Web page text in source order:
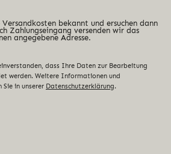
bekannt und ersuchen dann
Zahlungseingang versenden wir das
angegebene Adresse.
dass Ihre Daten zur Bearbeitung
werden. Weitere Informationen und
Sie in unserer Datenschutzerklärung.